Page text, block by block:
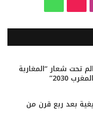
ت
ق
ر
k
o
k
ت
س
ب
تحت شعار “المغاربة
2030”
بعد ربع قرن من